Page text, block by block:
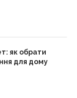
як обрати
для дому